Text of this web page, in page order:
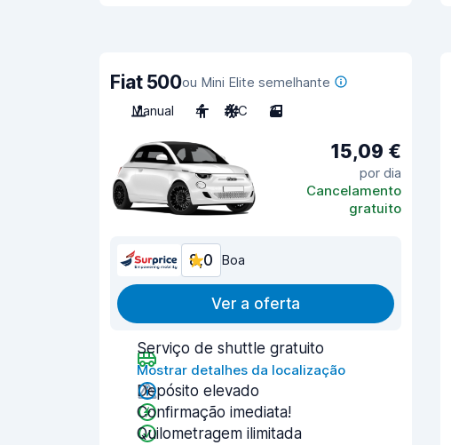
Fiat 500ou Mini Elite semelhante
Manual
4 A/C 3
15,09 €
por dia
Cancelamento
gratuito
8,0 Boa
Ver a oferta
Serviço de shuttle gratuito
Mostrar detalhes da localização
Depósito elevado
Confirmação imediata!
Quilometragem ilimitada